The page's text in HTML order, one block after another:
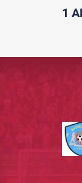
1